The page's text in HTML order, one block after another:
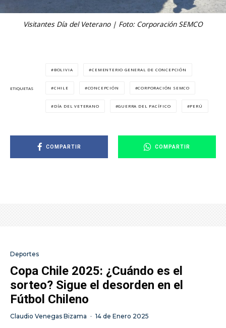
Visitantes Día del Veterano | Foto: Corporación SEMCO
ETIQUETAS
BOLIVIA CEMENTERIO GENERAL DE CONCEPCIÓN
CHILE CONCEPCIÓN CORPORACIÓN SEMCO
DÍA DEL VETERANO GUERRA DEL PACÍFICO PERÚ
COMPARTIR COMPARTIR
Deportes
Copa Chile 2025: ¿Cuándo es el
sorteo? Sigue el desorden en el
Fútbol Chileno
Claudio Venegas Bizama · 14 de Enero 2025